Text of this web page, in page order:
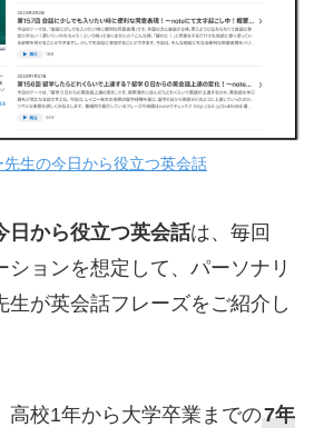
先生の今日から役立つ英会話
日から役立つ英会話は、毎回
ションを想定して、パーソナリ
生が英会話フレーズをご紹介し
高校1年から大学卒業までの7年